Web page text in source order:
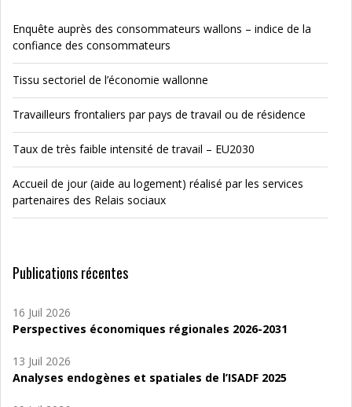
Enquête auprès des consommateurs wallons – indice de la
confiance des consommateurs
Tissu sectoriel de l’économie wallonne
Travailleurs frontaliers par pays de travail ou de résidence
Taux de très faible intensité de travail – EU2030
Accueil de jour (aide au logement) réalisé par les services
partenaires des Relais sociaux
Publications récentes
16 Juil 2026
Perspectives économiques régionales 2026-2031
13 Juil 2026
Analyses endogènes et spatiales de l’ISADF 2025